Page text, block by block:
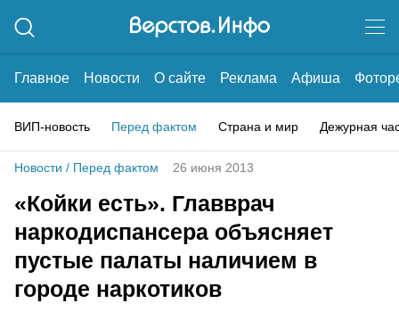
Главное Новости О сайте Реклама Афиша
ВИП-новость Перед фактом Страна и мир Дежурная
Новости / Перед фактом 26 июня 2013
«Койки есть». Главврач
наркодиспансера объясняет
пустые палаты наличием в
городе наркотиков